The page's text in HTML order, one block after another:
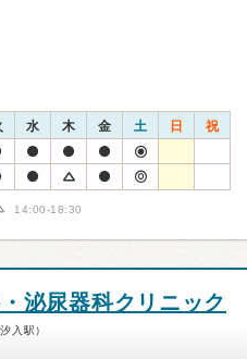
水 木 金 土 日 祝
14:00-18:30
泌尿器科クリニック
入駅）